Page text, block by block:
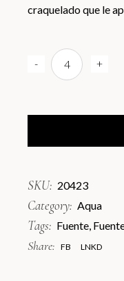
craquelado que le
Aqua Fuente Oval
-
+
SKU: 20423
Category: Aqua
Tags: Fuente,
Share: FB LNKD